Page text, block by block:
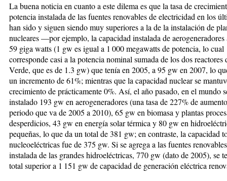
La buena noticia en cuanto a este dilema es que la tasa de
potencia instalada de las fuentes renovables de electricidad en los
han sido y siguen siendo muy superiores a la de la instalación de
nucleares —por ejemplo, la capacidad instalada de aerogeneradores
59 giga watts (1 gw es igual a 1 000 megawatts de potencia, lo cual
corresponde casi a la potencia nominal sumada de los dos reactores
Verde, que es de 1.3 gw) que tenía en 2005, a 95 gw en 2007, lo
un incremento de 61%; mientras que la capacidad nuclear se
crecimiento de prácticamente 0%. Así, el año pasado, en el mundo
instalado 193 gw en aerogeneradores (una tasa de 227% de
periodo que va de 2005 a 2010), 65 gw en biomasa y plantas
desperdicios, 43 gw en energía solar térmica y 80 gw en
pequeñas, lo que da un total de 381 gw; en contraste, la capacidad
nucleoeléctricas fue de 375 gw. Si se agrega a las fuentes
instalada de las grandes hidroeléctricas, 770 gw (dato de 2005), se
total superior a 1 151 gw de capacidad de generación eléctrica